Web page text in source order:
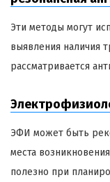
Эти методы могут
выявления наличия
рассматривается
ЭФИ может быть
места
полезно при